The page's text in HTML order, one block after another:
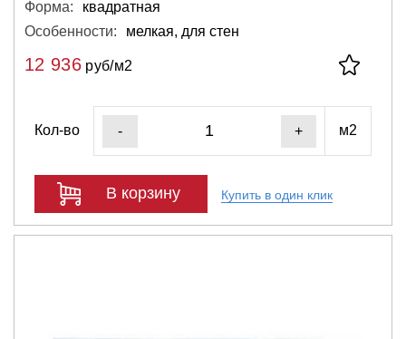
Форма:
квадратная
Особенности:
мелкая, для стен
12 936руб/м2
Кол-во - + м2
В корзину Купить в один клик